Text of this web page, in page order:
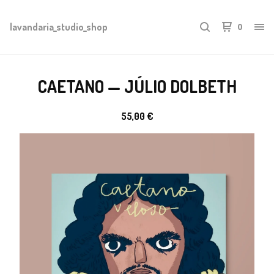
lavandaria_studio_shop 0
CAETANO — JÚLIO DOLBETH
55,00 €